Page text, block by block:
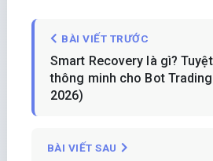
BÀI VIẾT TRƯỚC
Smart Recovery là gì?
thông minh cho Bot
2026)
BÀI VIẾT SAU